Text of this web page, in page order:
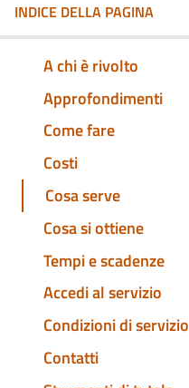
INDICE DELLA PAGINA
A chi è rivolto
Approfondimenti
Come fare
Costi
Cosa serve
Cosa si ottiene
Tempi e scadenze
Accedi al servizio
Condizioni di servizio
Contatti